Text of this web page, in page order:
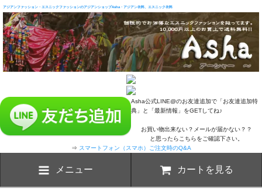
アジアンファッション・エスニックファッションのアジアンショップAsha・アジアン衣料、エスニック衣料
Asha公式LINE@のお友達追加で「お友達追加特
典」と「最新情報」をGETしてね♪
お買い物出来ない？メールが届かない？？
と思ったらこちらをご確認下さい。
⇒ スマートフォン（スマホ）ご注文時のQ&A
メニュー カートを見る